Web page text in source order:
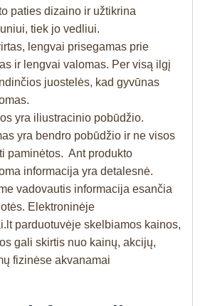
paties dizaino ir užtikrina
tiek jo vedliui.
lengvai prisegamas prie
ir lengvai valomas. Per visą ilgį
juostelės, kad gyvūnas
yra iliustracinio pobūdžio.
yra bendro pobūdžio ir ne visos
paminėtos. Ant produkto
informacija yra detalesnė.
vadovautis informacija esančia
Elektroninėje
parduotuvėje skelbiamos kainos,
gali skirtis nuo kainų, akcijų,
fizinėse akvanamai